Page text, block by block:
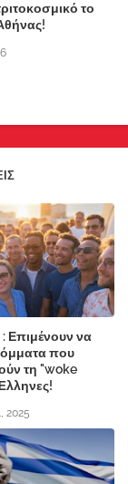
το
Επιμένουν να
που
τη "woke
2025